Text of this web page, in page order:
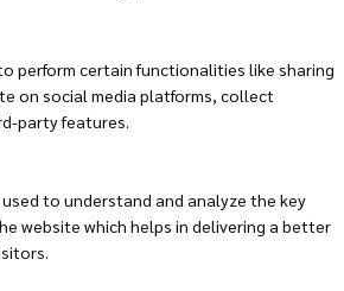
perform certain functionalities like sharing
on social media platforms, collect
party features.
to understand and analyze the key
website which helps in delivering a better